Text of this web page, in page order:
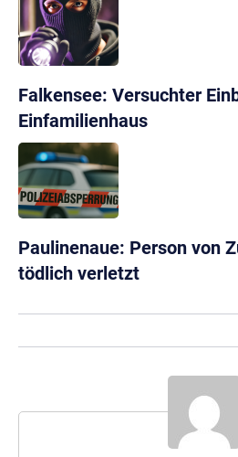
Falkensee: Versuchter
Einfamilienhaus
Paulinenaue: Person von
tödlich verletzt